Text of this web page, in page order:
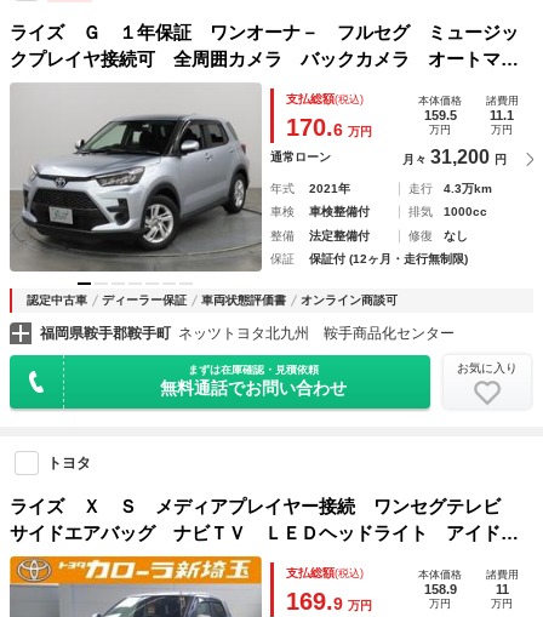
ライズ Ｇ １年保証 ワンオーナ－ フルセグ ミュージッ
クプレイヤ接続可 全周囲カメラ バックカメラ オートマチ
ックハイビーム クリアランスソナ－ 衝突被害軽減システ
ム ＥＴＣ ＬＥＤランプ アイドリングストップ
支払総額(税込)
170.6 万円
本体価格
159.5
万円
諸費用
11.1
万円
通常ローン 月々 31,200 円
年式 2021年 走行
4.3万km
車検
車検整備付 排気
1000cc
整備
法定整備付 修復
なし
保証
保証付 (12ヶ月・走行無制限)
認定中古車 ディーラー保証 車両状態評価書 オンライン商談可
福岡県鞍手郡鞍手町 ネッツトヨタ北九州 鞍手商品化センター
まずは在庫確認・見積依頼
無料通話でお問い合わせ
お気に入り
トヨタ
ライズ Ｘ Ｓ メディアプレイヤー接続 ワンセグテレビ
サイドエアバッグ ナビＴＶ ＬＥＤヘッドライト アイドリ
ングストップ オートエアコン ワンオーナー イモビライザ
ー フルフラット メモリーナビ 記録簿 ＡＢＳ
支払総額(税込)
169.9 万円
本体価格
158.9
万円
諸費用
11
万円